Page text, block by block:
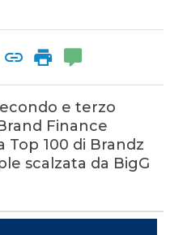
e terzo
Finance
Top 100 di Brandz
scalzata da BigG